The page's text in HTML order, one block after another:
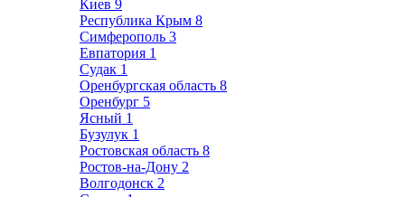
Киев 9
Республика Крым 8
Симферополь 3
Евпатория 1
Судак 1
Оренбургская область 8
Оренбург 5
Ясный 1
Бузулук 1
Ростовская область 8
Ростов-на-Дону 2
Волгодонск 2